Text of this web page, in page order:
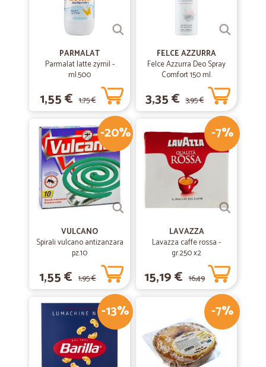
PARMALAT
Parmalat latte zymil -
ml.500
1,55 € 1,75 €
FELCE AZZURRA
Felce Azzurra Deo Spray
Comfort 150 ml.
3,35 € 3,95 €
-20%
VULCANO
Spirali vulcano antizanzara
pz.10
1,55 € 1,95 €
-7%
LAVAZZA
Lavazza caffe rossa -
gr.250 x2
15,19 € 16,49
-13% -7%